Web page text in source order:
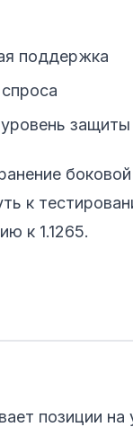
поддержка
защиты
боковой
к
к 1.1265.
позиции